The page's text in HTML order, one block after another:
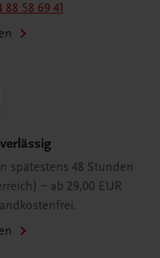
88 58 69 41
spätestens 48 Stunden
– ab 29,00 EUR